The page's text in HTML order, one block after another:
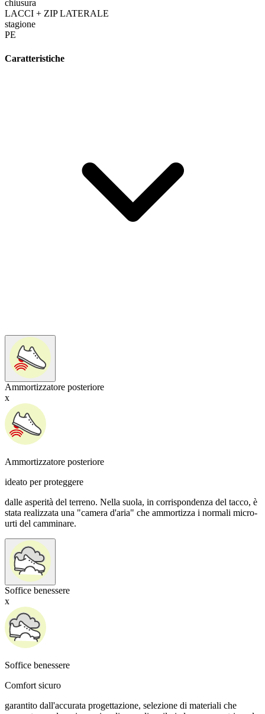
chiusura
LACCI + ZIP LATERALE
stagione
PE
Caratteristiche
Ammortizzatore posteriore
x
Ammortizzatore posteriore
ideato per proteggere
dalle asperità del terreno. Nella suola, in corrispondenza del tacco, è
stata realizzata una "camera d'aria" che ammortizza i normali micro-
urti del camminare.
Soffice benessere
x
Soffice benessere
Comfort sicuro
garantito dall'accurata progettazione, selezione di materiali che